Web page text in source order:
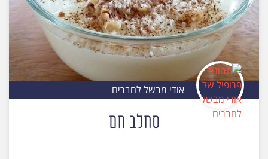
אודי מבשל לחברים
סחלב חם